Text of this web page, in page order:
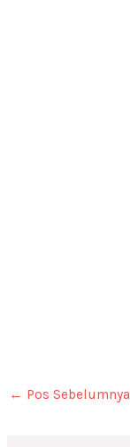
← Pos Sebelumnya